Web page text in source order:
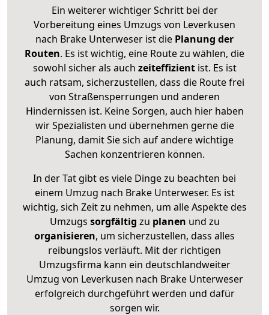
Ein weiterer wichtiger Schritt bei der
Vorbereitung eines Umzugs von Leverkusen
nach Brake Unterweser ist die Planung der
Routen. Es ist wichtig, eine Route zu wählen, die
sowohl sicher als auch zeiteffizientist. Es ist
auch ratsam, sicherzustellen, dass die Route frei
von Straßensperrungen und anderen
Hindernissen ist. Keine Sorgen, auch hier haben
wir Spezialisten und übernehmen gerne die
Planung, damit Sie sich auf andere wichtige
Sachen konzentrieren können.
In der Tat gibt es viele Dinge zu beachten bei
einem Umzug nach Brake Unterweser. Es ist
wichtig, sich Zeit zu nehmen, um alle Aspekte des
Umzugs sorgfältig zu planen und zu
organisieren, um sicherzustellen, dass alles
reibungslos verläuft. Mit der richtigen
Umzugsfirma kann ein deutschlandweiter
Umzug von Leverkusen nach Brake Unterweser
erfolgreich durchgeführt werden und dafür
sorgen wir.